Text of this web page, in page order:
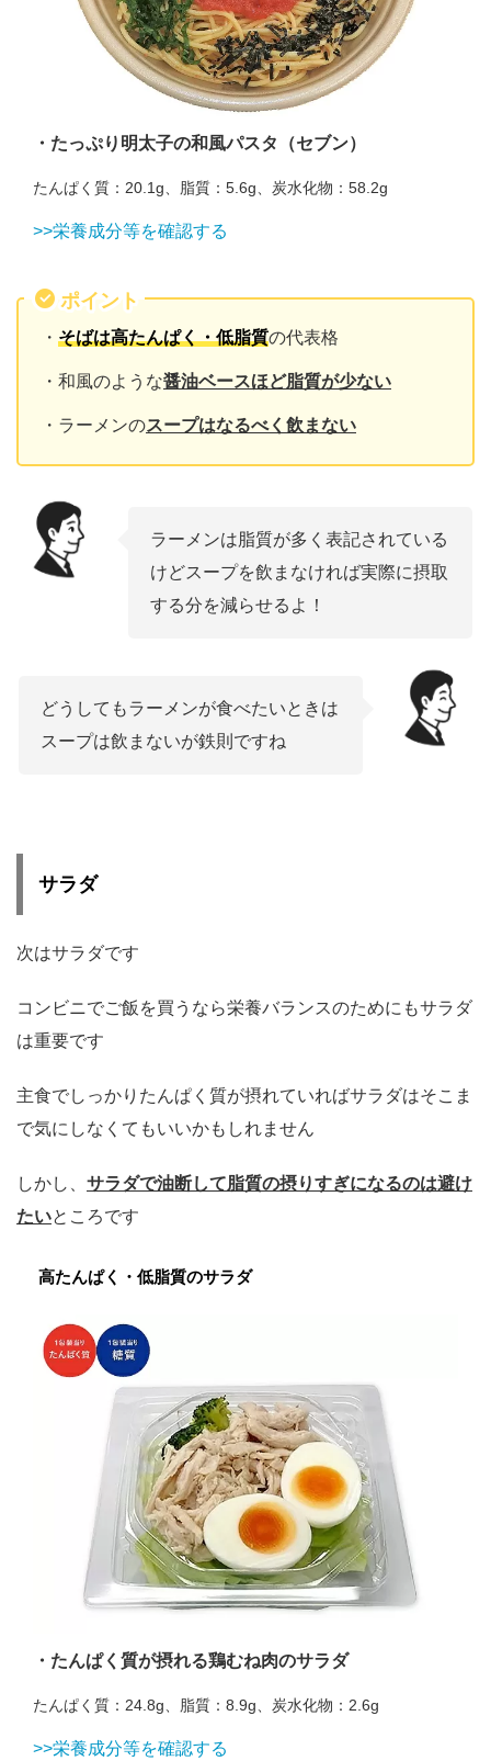
・たっぷり明太子の和風パスタ（セブン）
たんぱく質：20.1g、脂質：5.6g、炭水化物：58.2g
>>栄養成分等を確認する
ポイント
・ そばは高たんぱく・低脂質の代表格
・和風のような醤油ベースほど脂質が少ない
・ラーメンのスープはなるべく飲まない
ラーメンは脂質が多く表記されている
けどスープを飲まなければ実際に摂取
する分を減らせるよ！
どうしてもラーメンが食べたいときは
スープは飲まないが鉄則ですね
サラダ
次はサラダです
コンビニでご飯を買うなら栄養バランスのためにもサラダ
は重要です
主食でしっかりたんぱく質が摂れていればサラダはそこま
で気にしなくてもいいかもしれません
しかし、 サラダで油断して脂質の摂りすぎになるのは避け
たいところです
高たんぱく・低脂質のサラダ
・たんぱく質が摂れる鶏むね肉のサラダ
たんぱく質：24.8g、脂質：8.9g、炭水化物：2.6g
>>栄養成分等を確認する